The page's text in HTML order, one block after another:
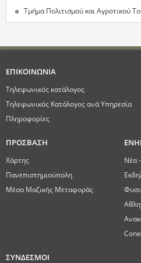
Τμήμα Πολιτισμού και Αγροτικού
ΕΠΙΚΟΙΝΩΝΙΑ
Τηλεφωνικός κατάλογος
Τηλεφωνικός Κατάλογος ανά Υπηρεσία
Πληροφορίες
ΠΡΟΣΒΑΣΗ
Χάρτης
Πανεπιστημιούπολη
Μέσα Μαζικής Μεταφοράς
Νέα
ΣΥΝΔΕΣΜΟΙ